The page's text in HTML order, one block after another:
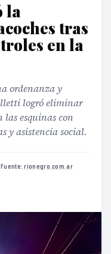
la
tras
en la
ordenanza y
logró eliminar
las esquinas con
y asistencia social.
·Fuente:rionegro.com.ar